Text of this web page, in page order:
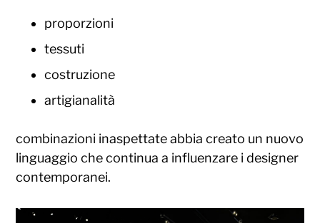
proporzioni
tessuti
costruzione
artigianalità
combinazioni inaspettate abbia creato un nuovo
linguaggio che continua a influenzare i designer
contemporanei.